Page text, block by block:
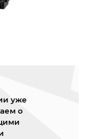
уже
о